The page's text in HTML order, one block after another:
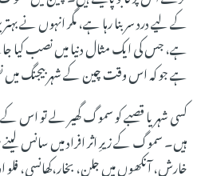
کے لیے درد سر بنا رہا ہے، مگر انہوں نے
ہے، جس کی ایک مثال دنیا میں نصب کیا
ہے جو کہ اس وقت چین کے شہر بیجنگ
کسی شہر یا قصبے کو سموگ گھیر لے تو اس
ہیں۔ سموگ کے زیرِ اثر افراد میں سانس
خارش، آنکھوں میں جلن، بخار،کھانسی، فلو